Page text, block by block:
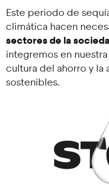
Este periodo de
climática hacen
sectores de la
integremos en
cultura del ahorro y
sostenibles.